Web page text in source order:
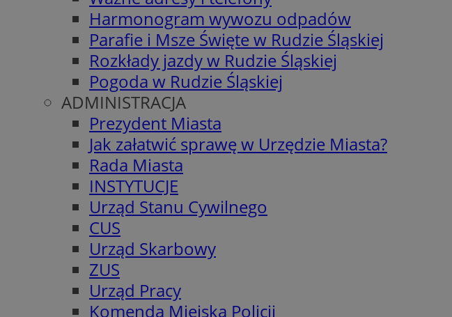
Harmonogram wywozu odpadów
Parafie i Msze Święte w Rudzie Śląskiej
Rozkłady jazdy w Rudzie Śląskiej
Pogoda w Rudzie Śląskiej
ADMINISTRACJA
Prezydent Miasta
Jak załatwić sprawę w Urzędzie Miasta?
Rada Miasta
INSTYTUCJE
Urząd Stanu Cywilnego
CUS
Urząd Skarbowy
ZUS
Urząd Pracy
Komenda Miejska Policji